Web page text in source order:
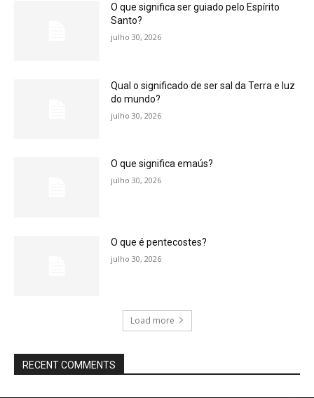
O que significa ser guiado pelo Espírito
Santo?
julho 30, 2026
Qual o significado de ser sal da Terra e luz
do mundo?
julho 30, 2026
O que significa emaús?
julho 30, 2026
O que é pentecostes?
julho 30, 2026
Load more
RECENT COMMENTS